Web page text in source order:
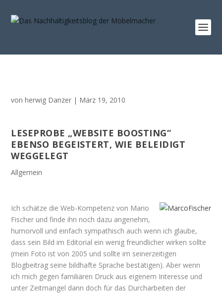
vonherwig Danzer | März 19, 2010
LESEPROBE „WEBSITE BOOSTING“
EBENSO BEGEISTERT, WIE BELEIDIGT
WEGGELEGT
Allgemein
Ich schätze die Web-Kompetenz von Mario
Fischer und finde ihn noch dazu angenehm,
humorvoll und einfach sympathisch auch wenn ich glaube,
dass sein Bild im Editorial ein wenig freundlicher wirken sollte
(mein Foto ist von 2005 und sollte im seinerzeitigen
Blogbeitrag seine bildhafte Sprache bestätigen). Aber wenn
ich mich gegen familiären Druck aus eigenem Interesse und
unter Zeitmangel dann doch für das Durcharbeiten der